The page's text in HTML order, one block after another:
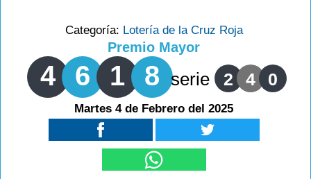
Categoría: Lotería de la Cruz Roja
Premio Mayor
4 6 1 8 serie 2 4 0
Martes 4 de Febrero del 2025